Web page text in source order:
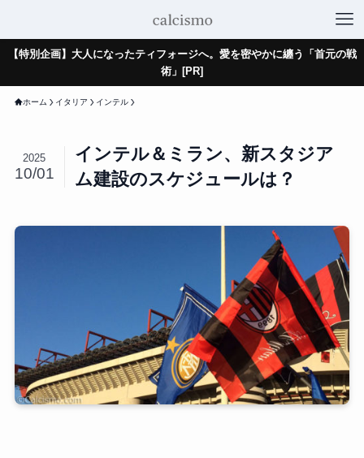
【特別企画】大人になったティフォージへ。愛を密やかに纏う「首元の戦
術」[PR]
ホーム イタリア インテル
インテル＆ミラン、新スタジア
ム建設のスケジュールは？
2025
10/01